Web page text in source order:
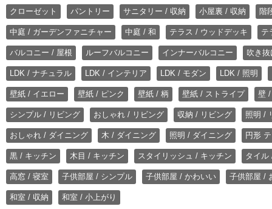
クローゼット パントリー サニタリー / 収納 小屋裏 / 収納 階
中庭 / ガーデンファニチャー 中庭 / 和 テラス / ウッドデッキ テ
バルコニー / 屋根 ルーフバルコニー インナーバルコニー 吹き
LDK / ナチュラル LDK / インテリア LDK / モダン LDK / 照明
壁紙 / イエロー 壁紙 / ピンク 壁紙 / 柄 壁紙 / ストライプ 壁
シンプル / リビング おしゃれ / リビング 収納 / リビング 照明 /
おしゃれ / ダイニング 木 / ダイニング 照明 / ダイニング 円形
黒 / キッチン 木目 / キッチン スタイリッシュ / キッチン タイル
高窓 / 寝室 子供部屋 / シンプル 子供部屋 / かわいい 子供部屋 /
和室 / 収納 和室 / 小上がり